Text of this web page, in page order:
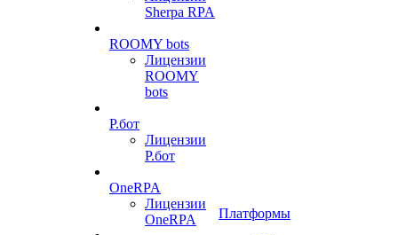
Sherpa RPA
ROOMY bots
Лицензии
ROOMY
bots
Р.бот
Лицензии
Р.бот
OneRPA
Лицензии
OneRPA
Платформы